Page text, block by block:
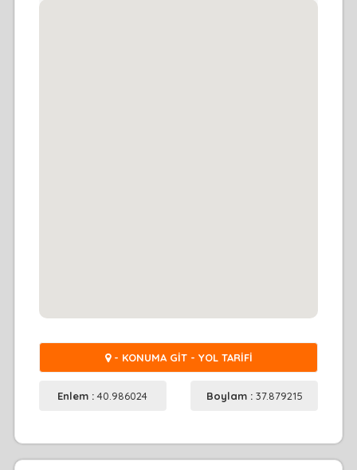
- KONUMA GİT - YOL TARİFİ
Enlem :40.986024 Boylam : 37.879215